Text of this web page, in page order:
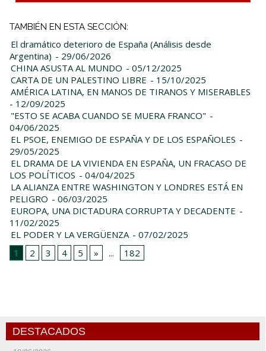
TAMBIÉN EN ESTA SECCIÓN:
El dramático deterioro de España (Análisis desde
Argentina) - 29/06/2026
CHINA ASUSTA AL MUNDO - 05/12/2025
CARTA DE UN PALESTINO LIBRE - 15/10/2025
AMÉRICA LATINA, EN MANOS DE TIRANOS Y MISERABLES
- 12/09/2025
"ESTO SE ACABA CUANDO SE MUERA FRANCO" -
04/06/2025
EL PSOE, ENEMIGO DE ESPAÑA Y DE LOS ESPAÑOLES -
29/05/2025
EL DRAMA DE LA VIVIENDA EN ESPAÑA, UN FRACASO DE
LOS POLÍTICOS - 04/04/2025
LA ALIANZA ENTRE WASHINGTON Y LONDRES ESTÁ EN
PELIGRO - 06/03/2025
EUROPA, UNA DICTADURA CORRUPTA Y DECADENTE -
11/02/2025
EL PODER Y LA VERGÜENZA - 07/02/2025
1
2 3 4 5 » ... 182
DESTACADOS